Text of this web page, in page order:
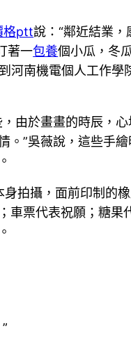
格ptt說：“鄰近結業，
著一包養個小瓜，冬
河南機電個人工作學
由於畫畫的時辰，
。”吳薇說，這些手
身拍攝，面前印制的
車票代表祝願；糖果
”